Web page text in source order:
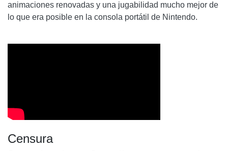
animaciones renovadas y una jugabilidad mucho mejor de
lo que era posible en la consola portátil de Nintendo.
Censura